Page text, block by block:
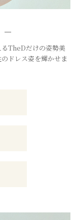
TheDだけの姿勢美
ドレス姿を輝かせま